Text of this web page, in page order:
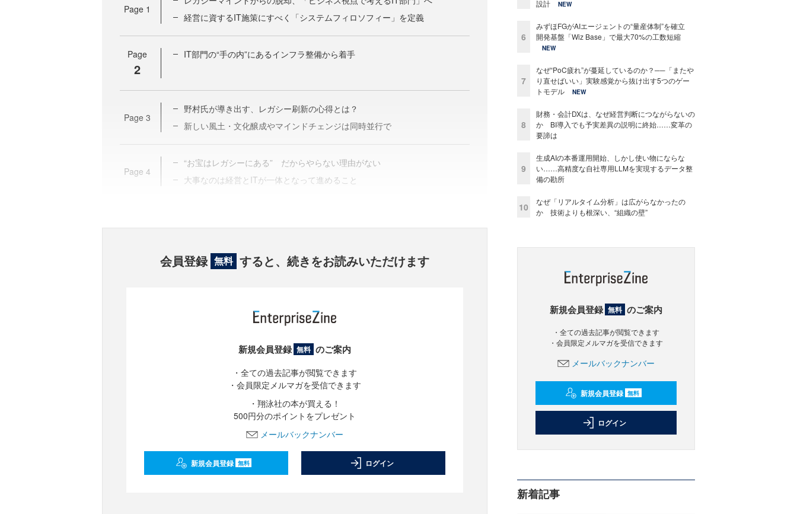
Page 1
経営に資するIT施策にすべく「システムフィロソフィー」を定義
Page
2
IT部門の“手の内”にあるインフラ整備から着手
Page 3
野村氏が導き出す、レガシー刷新の心得とは？
新しい風土・文化醸成やマインドチェンジは同時並行で
Page 4
“お宝はレガシーにある” だからやらない理由がない
大事なのは経営とITが一体となって進めること
会員登録 無料 すると、続きをお読みいただけます
新規会員登録 無料 のご案内
・全ての過去記事が閲覧できます
・会員限定メルマガを受信できます
・翔泳社の本が買える！
500円分のポイントをプレゼント
メールバックナンバー
新規会員登録 無料 ログイン
設計
NEW
6
みずほFGがAIエージェントの“量産体制”を確立
開発基盤「Wiz Base」で最大70%の工数短縮
NEW
7
なぜ“PoC疲れ”が蔓延しているのか？──「またや
り直せばいい」実験感覚から抜け出す5つのゲー
トモデル
NEW
8
財務・会計DXは、なぜ経営判断につながらないの
か BI導入でも予実差異の説明に終始……変革の
要諦は
9
生成AIの本番運用開始、しかし使い物にならな
い……高精度な自社専用LLMを実現するデータ整
備の勘所
10
なぜ「リアルタイム分析」は広がらなかったの
か 技術よりも根深い、“組織の壁”
新規会員登録 無料 のご案内
・全ての過去記事が閲覧できます
・会員限定メルマガを受信できます
メールバックナンバー
新規会員登録 無料
ログイン
新着記事